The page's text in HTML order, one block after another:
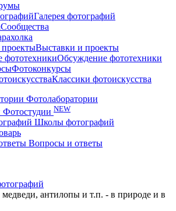
Галерея фотографий
Сообщества
Выставки и проекты
Обсуждение фототехники
Фотоконкурсы
Классики фотоискусства
Фотолаборатории
Фотостудии NEW
Школы фотографий
Вопросы и ответы
антилопы и т.п. - в природе и в